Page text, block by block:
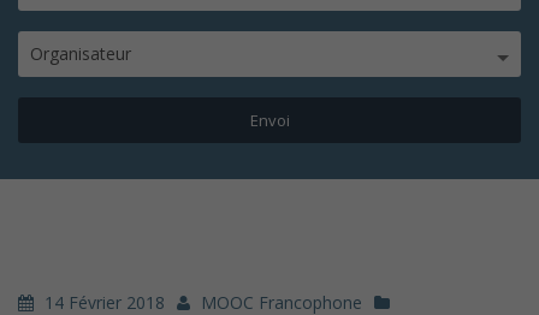
Organisateur
14 Février 2018
MOOC Francophone